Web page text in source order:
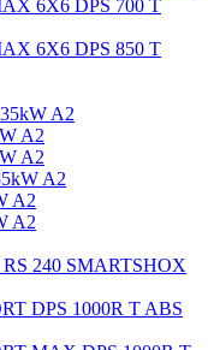
6X6 DPS 700 T
6X6 DPS 850 T
A2
A2
A2
A2
A2
A2
240 SMARTSHOX
DPS 1000R T ABS